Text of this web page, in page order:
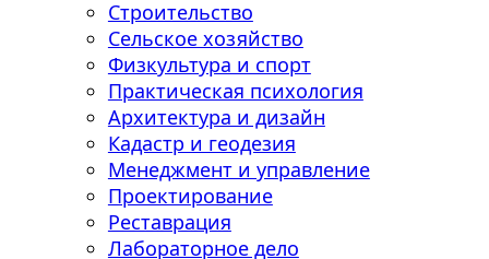
Строительство
Сельское хозяйство
Физкультура и спорт
Практическая психология
Архитектура и дизайн
Кадастр и геодезия
Менеджмент и управление
Проектирование
Реставрация
Лабораторное дело